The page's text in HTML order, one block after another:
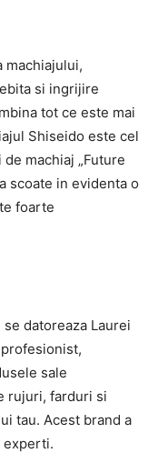
machiajului,
si ingrijire
tot ce este mai
Shiseido este cel
machiaj „Future
scoate in evidenta o
foarte
datoreaza Laurei
sale
rujuri, farduri si
tau. Acest brand a
experti.